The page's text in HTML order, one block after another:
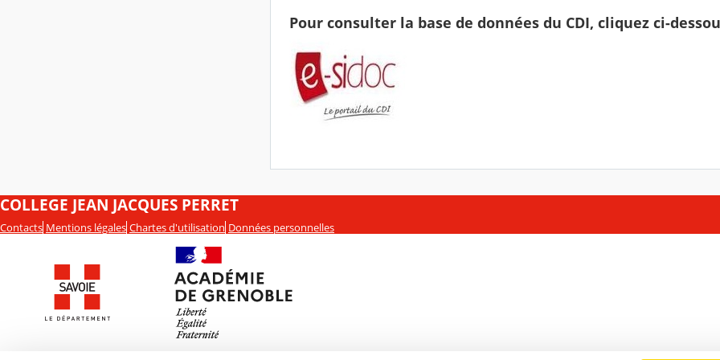
Pour consulter la base de données du CDI, cliquez ci-
COLLEGE JEAN JACQUES PERRET
Contacts Mentions légales Chartes d'utilisation Données personnelles